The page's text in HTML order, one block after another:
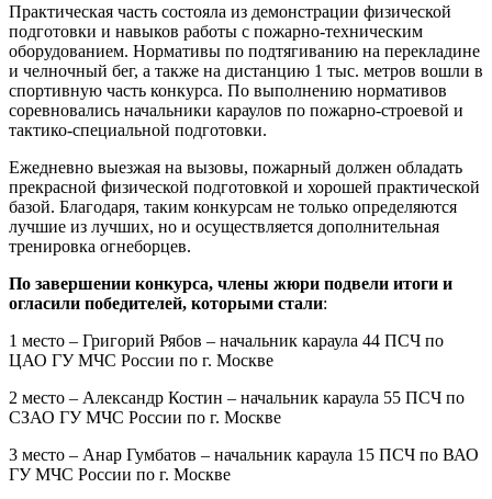
Практическая часть состояла из демонстрации физической
подготовки и навыков работы с пожарно-техническим
оборудованием. Нормативы по подтягиванию на перекладине
и челночный бег, а также на дистанцию 1 тыс. метров вошли в
спортивную часть конкурса. По выполнению нормативов
соревновались начальники караулов по пожарно-строевой и
тактико-специальной подготовки.
Ежедневно выезжая на вызовы, пожарный должен обладать
прекрасной физической подготовкой и хорошей практической
базой. Благодаря, таким конкурсам не только определяются
лучшие из лучших, но и осуществляется дополнительная
тренировка огнеборцев.
По завершении конкурса, члены жюри подвели итоги и
огласили победителей, которыми стали:
1 место – Григорий Рябов – начальник караула 44 ПСЧ по
ЦАО ГУ МЧС России по г. Москве
2 место – Александр Костин – начальник караула 55 ПСЧ по
СЗАО ГУ МЧС России по г. Москве
3 место – Анар Гумбатов – начальник караула 15 ПСЧ по ВАО
ГУ МЧС России по г. Москве